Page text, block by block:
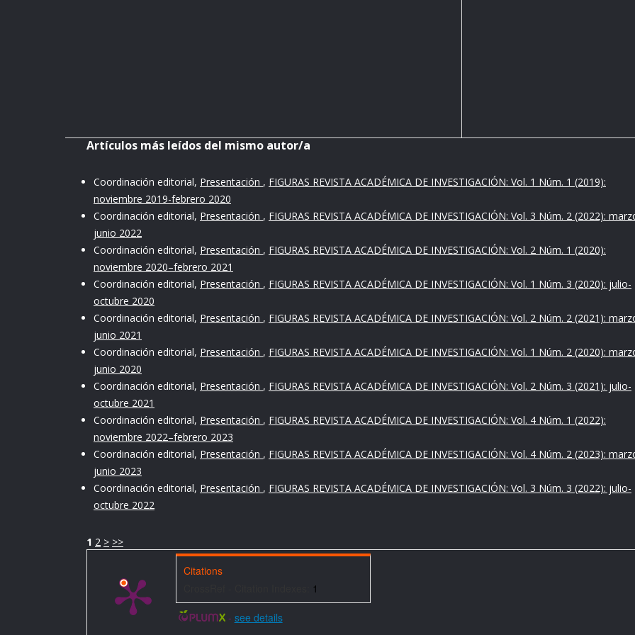
Artículos más leídos del mismo autor/a
Coordinación editorial, Presentación , FIGURAS REVISTA ACADÉMICA DE INVESTIGACIÓN: Vol. 1 Núm. 1 (2019):
noviembre 2019-febrero 2020
Coordinación editorial, Presentación , FIGURAS REVISTA ACADÉMICA DE INVESTIGACIÓN: Vol. 3 Núm. 2 (2022):
junio 2022
Coordinación editorial, Presentación , FIGURAS REVISTA ACADÉMICA DE INVESTIGACIÓN: Vol. 2 Núm. 1 (2020):
noviembre 2020–febrero 2021
Coordinación editorial, Presentación , FIGURAS REVISTA ACADÉMICA DE INVESTIGACIÓN: Vol. 1 Núm. 3 (2020): julio-
octubre 2020
Coordinación editorial, Presentación , FIGURAS REVISTA ACADÉMICA DE INVESTIGACIÓN: Vol. 2 Núm. 2 (2021):
junio 2021
Coordinación editorial, Presentación , FIGURAS REVISTA ACADÉMICA DE INVESTIGACIÓN: Vol. 1 Núm. 2 (2020):
junio 2020
Coordinación editorial, Presentación , FIGURAS REVISTA ACADÉMICA DE INVESTIGACIÓN: Vol. 2 Núm. 3 (2021): julio-
octubre 2021
Coordinación editorial, Presentación , FIGURAS REVISTA ACADÉMICA DE INVESTIGACIÓN: Vol. 4 Núm. 1 (2022):
noviembre 2022–febrero 2023
Coordinación editorial, Presentación , FIGURAS REVISTA ACADÉMICA DE INVESTIGACIÓN: Vol. 4 Núm. 2 (2023):
junio 2023
Coordinación editorial, Presentación , FIGURAS REVISTA ACADÉMICA DE INVESTIGACIÓN: Vol. 3 Núm. 3 (2022): julio-
octubre 2022
1 2 > >>
Citations
1
- see details